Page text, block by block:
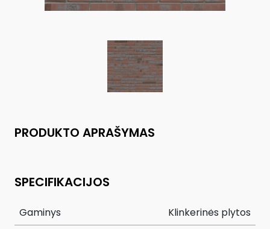
PRODUKTO APRAŠYMAS
SPECIFIKACIJOS
Gaminys
Klinkerinės plytos